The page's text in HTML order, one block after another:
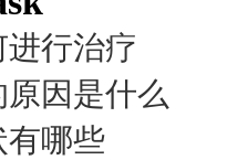
行治疗
因是什么
有哪些